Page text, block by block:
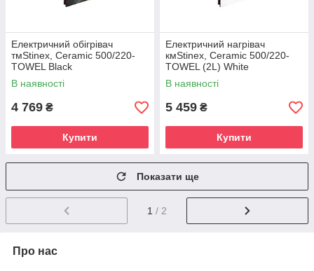
Електричний обігрівач
тмStinex, Ceramic 500/220-
TOWEL Black
В наявності
4 769 ₴
Купити
Електричний нагрівач
кмStinex, Ceramic 500/220-
TOWEL (2L) White
В наявності
5 459 ₴
Купити
Показати ще
1 / 2
Про нас